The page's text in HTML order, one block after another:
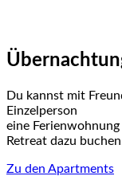
Du kannst mit
Einzelperson
eine
Retreat dazu
Zu den Apartments